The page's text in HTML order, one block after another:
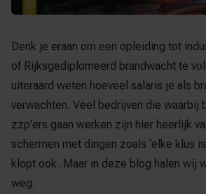
Denk je eraan om een opleiding tot
of Rijksgediplomeerd brandwacht te
uiteraard weten hoeveel salaris je als
verwachten. Veel bedrijven die waarbij
zzp’ers gaan werken zijn hier heerlijk
schermen met dingen zoals ‘elke klus
klopt ook. Maar in deze blog halen wij
weg.